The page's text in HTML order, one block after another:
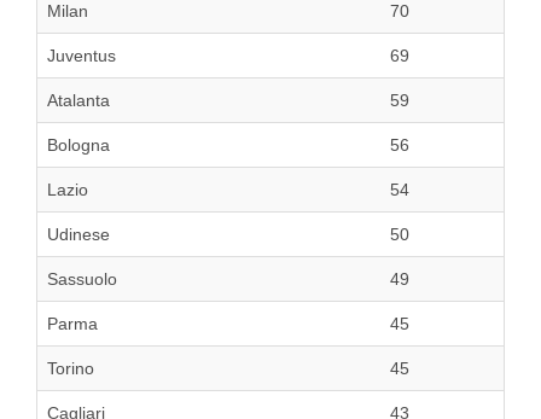
Milan 70
Juventus 69
Atalanta 59
Bologna 56
Lazio 54
Udinese 50
Sassuolo 49
Parma 45
Torino 45
Cagliari 43